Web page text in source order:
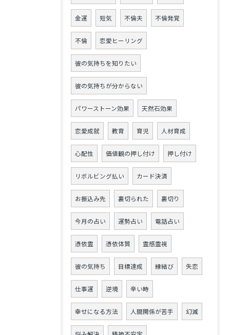
金運 短気 不倫夫 不倫発覚
不倫 恋愛ヒーリング
彼の気持ちを知りたい
彼の気持ちが分からない
パワーストーン効果 天然石効果
恋愛成就 教育 育児 人材育成
心配性 価値観の押し付け 押し付け
リボルビング払い カード決済
お振込み先 裏切られた 裏切り
今月の占い 運勢占い 電話占い
憑依霊 憑依体質 霊感霊視
彼の気持ち 目標達成 縁結び 失恋
仕事運 逆境 辛い時
幸せになる方法 人間関係が苦手 幻滅